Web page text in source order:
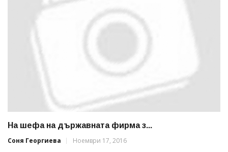
На шефа на държавната фирма з...
Соня Георгиева
Ноември 17, 2016